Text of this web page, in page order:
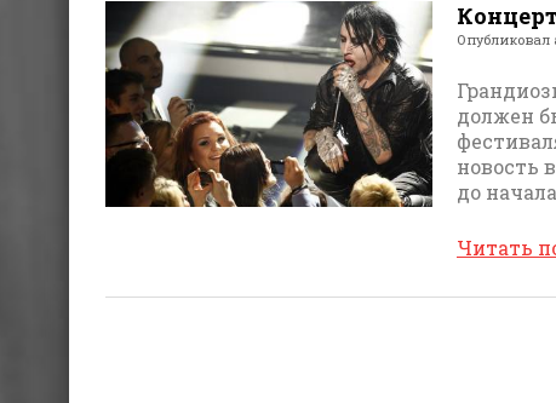
Опубликовал
должен
новость
до
Читать